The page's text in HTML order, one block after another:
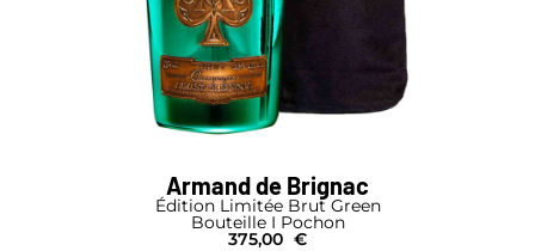
Armand de Brignac
Blanc de Blancs Silver
Bouteille I Coffret
699,00 €